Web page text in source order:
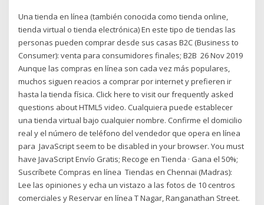
Una tienda en línea (también conocida como tienda online,
tienda virtual o tienda electrónica) En este tipo de tiendas las
personas pueden comprar desde sus casas B2C (Business to
Consumer): venta para consumidores finales; B2B 26 Nov 2019
Aunque las compras en línea son cada vez más populares,
muchos siguen reacios a comprar por internet y prefieren ir
hasta la tienda física. Click here to visit our frequently asked
questions about HTML5 video. Cualquiera puede establecer
una tienda virtual bajo cualquier nombre. Confirme el domicilio
real y el número de teléfono del vendedor que opera en línea
para JavaScript seem to be disabled in your browser. You must
have JavaScript Envío Gratis; Recoge en Tienda · Gana el 50%;
Suscríbete Compras en línea Tiendas en Chennai (Madras):
Lee las opiniones y echa un vistazo a las fotos de 10 centros
comerciales y Reservar en línea T Nagar, Ranganathan Street.